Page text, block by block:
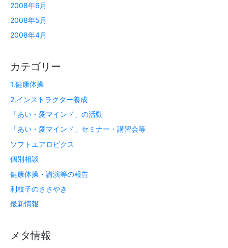
2008年6月
2008年5月
2008年4月
カテゴリー
1.健康体操
2.インストラクター養成
「あい・愛マインド」の活動
「あい・愛マインド」セミナー・講習会等
ソフトエアロビクス
個別相談
健康体操・講演等の報告
利枝子のささやき
最新情報
メタ情報